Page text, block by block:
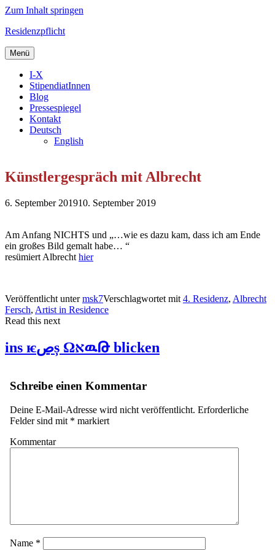
Zum Inhalt springen
Residenzpflicht
Menü
I-X
StipendiatInnen
Blog
Pressespiegel
Kontakt
Deutsch
English
Künstlergespräch mit Albrecht
6. September 201910. September 2019
Am Anfang NICHTS und „…wie es dazu kam, dass ich am Ende
ein großes Bild gemalt habe… “
resümiert Albrecht hier
Veröffentlicht untermsk7Verschlagwortet mit 4. Residenz, Albrecht
Fersch, Artist in Residence
Read this next
ins ѥڝș ΩﬡዉԹ blicken
Schreibe einen Kommentar
Deine E-Mail-Adresse wird nicht veröffentlicht. Erforderliche
Felder sind mit * markiert
Kommentar
Name *